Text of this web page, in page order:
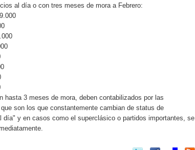
al día o con tres meses de mora a Febrero:
hasta 3 meses de mora, deben contabilizados por las
son los que constantemente cambian de status de
día" y en casos como el superclásico o partidos importantes, se